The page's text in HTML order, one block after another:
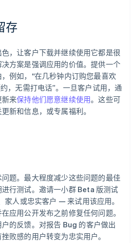
存
，让客户下载并继续使用它都是很
方案是强调应用的价值。提供一个
例如，“在几秒钟内订购您最喜欢
，无需打电话”。一旦客户试用，通
新来保持他们愿意继续使用。这些可
新和信息，或专属福利。
题。最大程度减少这些问题的最佳
行测试。邀请一小群 Beta 版测试
人或忠实客户 — 来试用该应用。
应用公开发布之前修复任何问题。
的反馈。对报告 Bug 的客户做出
败感的用户转变为忠实用户。